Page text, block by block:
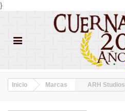
}
Inicio Marcas ARH Studios